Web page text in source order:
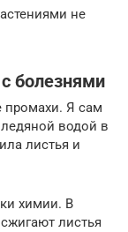
не
болезнями
промахи. Я сам
водой в
листья и
химии. В
листья